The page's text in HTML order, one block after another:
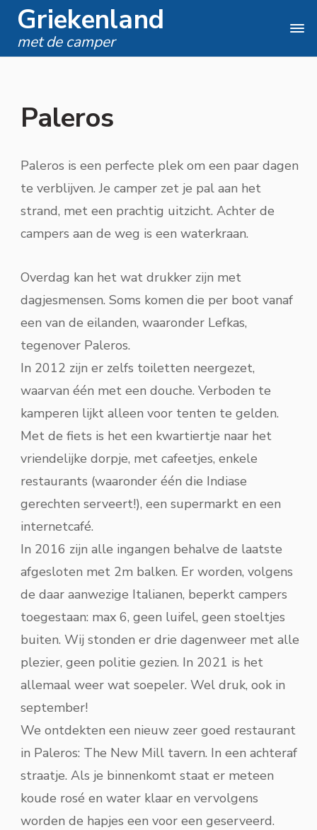
Griekenland
met de camper
Paleros
Paleros is een perfecte plek om een paar dagen
te verblijven. Je camper zet je pal aan het
strand, met een prachtig uitzicht. Achter de
campers aan de weg is een waterkraan.
Overdag kan het wat drukker zijn met
dagjesmensen. Soms komen die per boot vanaf
een van de eilanden, waaronder Lefkas,
tegenover Paleros.
In 2012 zijn er zelfs toiletten neergezet,
waarvan één met een douche. Verboden te
kamperen lijkt alleen voor tenten te gelden.
Met de fiets is het een kwartiertje naar het
vriendelijke dorpje, met cafeetjes, enkele
restaurants (waaronder één die Indiase
gerechten serveert!), een supermarkt en een
internetcafé.
In 2016 zijn alle ingangen behalve de laatste
afgesloten met 2m balken. Er worden, volgens
de daar aanwezige Italianen, beperkt campers
toegestaan: max 6, geen luifel, geen stoeltjes
buiten. Wij stonden er drie dagenweer met alle
plezier, geen politie gezien. In 2021 is het
allemaal weer wat soepeler. Wel druk, ook in
september!
We ontdekten een nieuw zeer goed restaurant
in Paleros: The New Mill tavern. In een achteraf
straatje. Als je binnenkomt staat er meteen
koude rosé en water klaar en vervolgens
worden de hapjes een voor een geserveerd.